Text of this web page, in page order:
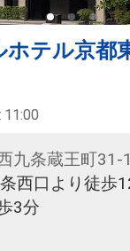
ホテル京都
11:00
九条蔵王町31-1
西口より徒歩
3分